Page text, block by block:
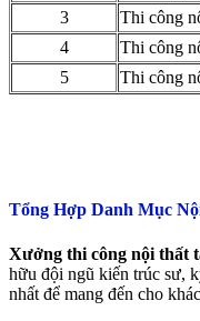
3 Thi công
4 Thi công
5 Thi công
Tổng Hợp Danh Mục
Xưởng thi công nội thất
hữu đội ngũ kiến trúc sư,
nhất để mang đến cho